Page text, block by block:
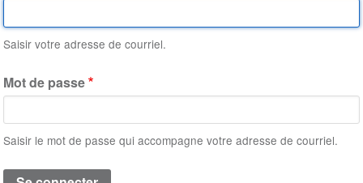
Saisir votre adresse de courriel.
Mot de passe
Saisir le mot de passe qui accompagne votre adresse de courriel.